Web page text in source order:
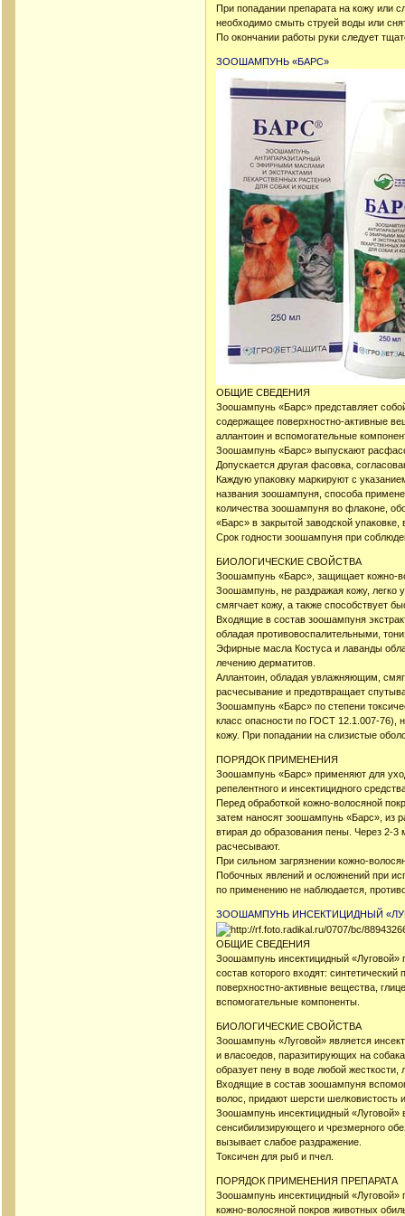
При попадании препарата на кожу или
необходимо смыть струей воды или
По окончании работы руки следует
ЗООШАМПУНЬ «БАРС»
ОБЩИЕ СВЕДЕНИЯ
Зоошампунь «Барс» представляет
содержащее поверхностно-активные
аллантоин и вспомогательные
Зоошампунь «Барс» выпускают
Допускается другая фасовка,
Каждую упаковку маркируют с
названия зоошампуня, способа
количества зоошампуня во флаконе,
«Барс» в закрытой заводской
Срок годности зоошампуня при
БИОЛОГИЧЕСКИЕ СВОЙСТВА
Зоошампунь «Барс», защищает кожно-
Зоошампунь, не раздражая кожу, легко
смягчает кожу, а также способствует
Входящие в состав зоошампуня
обладая противовоспалительными,
Эфирные масла Костуса и лаванды
лечению дерматитов.
Аллантоин, обладая увлажняющим,
расчесывание и предотвращает
Зоошампунь «Барс» по степени
класс опасности по ГОСТ 12.1.007-76),
кожу. При попадании на слизистые
ПОРЯДОК ПРИМЕНЕНИЯ
Зоошампунь «Барс» применяют для
репелентного и инсектицидного
Перед обработкой кожно-волосяной
затем наносят зоошампунь «Барс», из
втирая до образования пены. Через
расчесывают.
При сильном загрязнении кожно-
Побочных явлений и осложнений при
по применению не наблюдается,
ЗООШАМПУНЬ ИНСЕКТИЦИДНЫЙ
ОБЩИЕ СВЕДЕНИЯ
Зоошампунь инсектицидный «Луговой»
состав которого входят:
поверхностно-активные вещества,
вспомогательные компоненты.
БИОЛОГИЧЕСКИЕ СВОЙСТВА
Зоошампунь «Луговой» является
и власоедов, паразитирующих на
образует пену в воде любой жесткости,
Входящие в состав зоошампуня
волос, придают шерсти шелковистость
Зоошампунь инсектицидный «Луговой»
сенсибилизирующего и чрезмерного
вызывает слабое раздражение.
Токсичен для рыб и пчел.
ПОРЯДОК ПРИМЕНЕНИЯ ПРЕПАРАТА
Зоошампунь инсектицидный «Луговой»
кожно-волосяной покров животных